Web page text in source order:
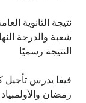
شعبة والدرجة
النتيجة رسميًا
رمضان